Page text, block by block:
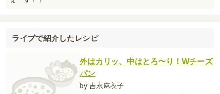
ライブで紹介したレシピ
外はカリッ、中はとろ〜り！Wチーズ
パン
by 吉永麻衣子